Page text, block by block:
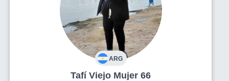
ARG
Tafí Viejo Mujer 66